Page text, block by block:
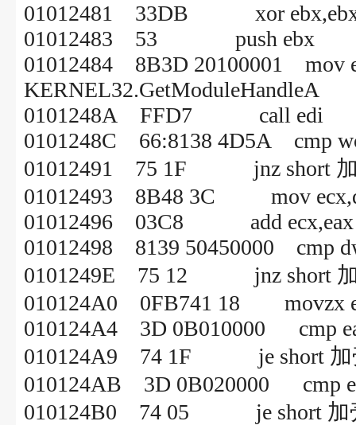
01012481 33DB xor
01012483 53 push ebx
01012484 8B3D 20100001 mov
KERNEL32.GetModuleHandleA
0101248A FFD7 call edi
0101248C 66:8138 4D5A cmp
01012491 75 1F jnz short 加
01012493 8B48 3C mov
01012496 03C8 add ecx,eax
01012498 8139 50450000 cmp
0101249E 75 12 jnz short 加
010124A0 0FB741 18 movzx
010124A4 3D 0B010000 cmp
010124A9 74 1F je short 加壳
010124AB 3D 0B020000 cmp
010124B0 74 05 je short 加壳